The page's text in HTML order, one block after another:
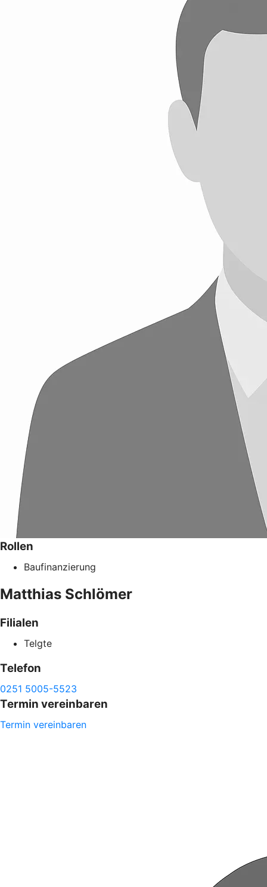
Rollen
Baufinanzierung
Matthias Schlömer
Filialen
Telgte
Telefon
0251 5005-5523
Termin vereinbaren
Termin vereinbaren